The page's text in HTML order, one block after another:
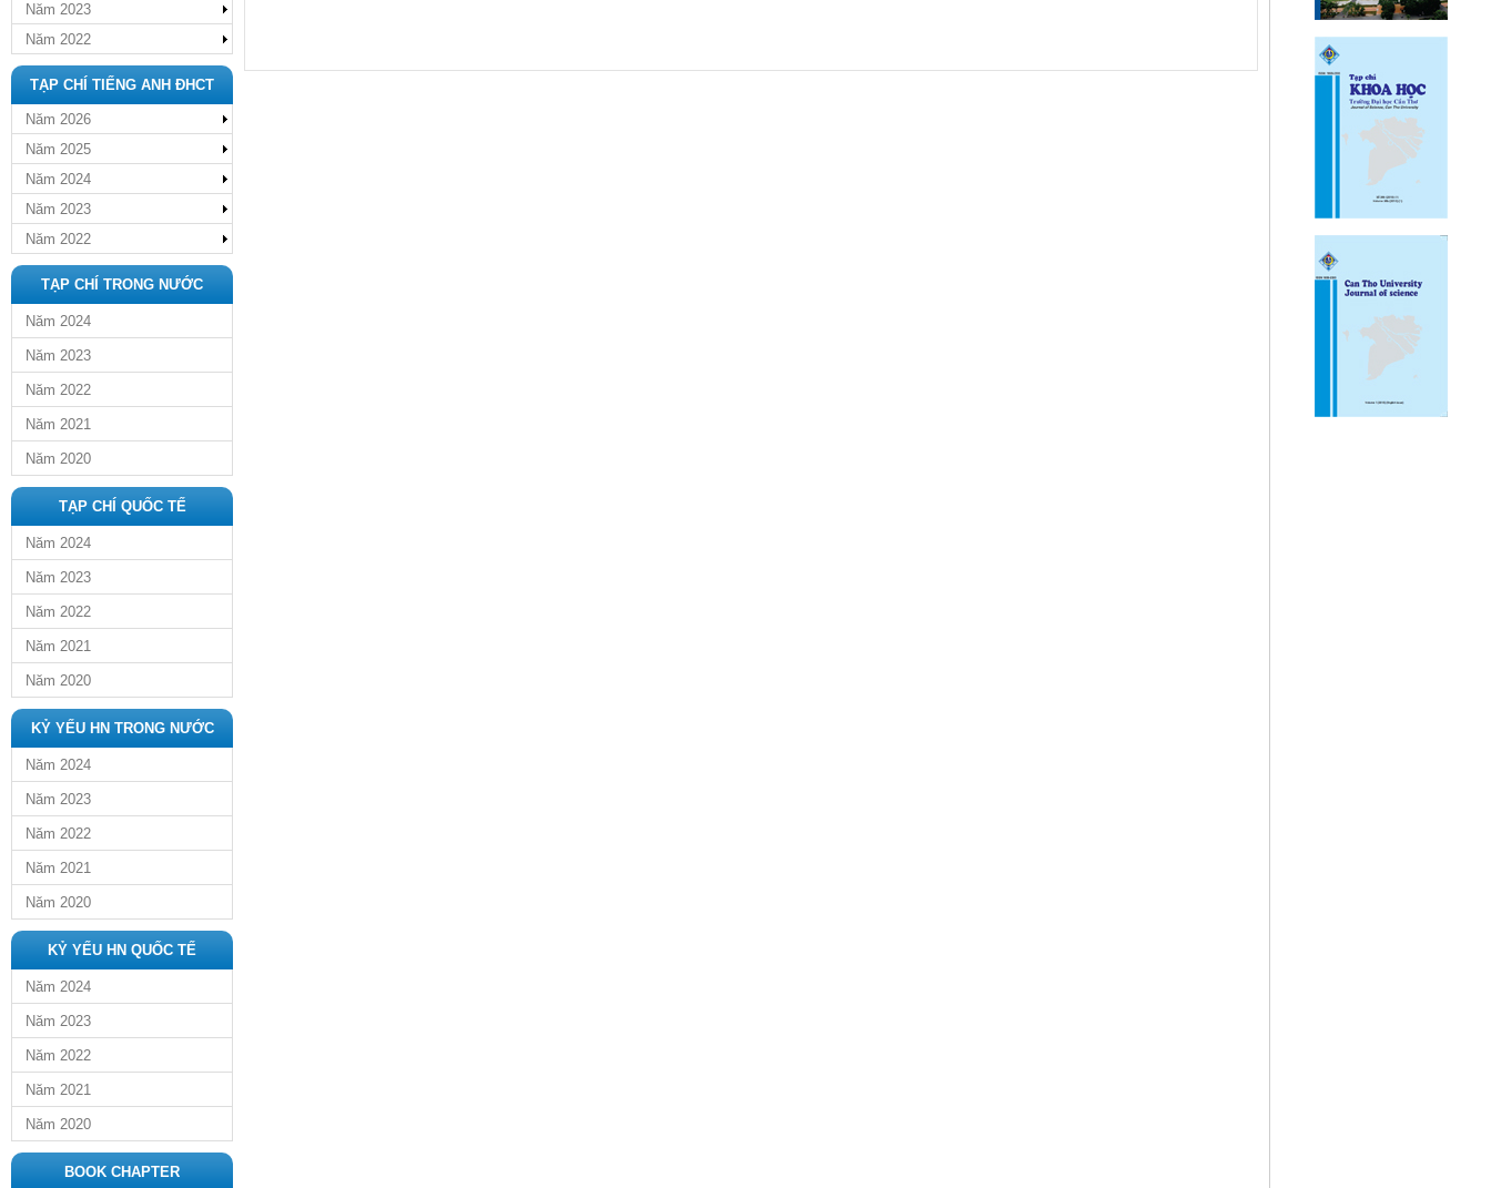
Năm 2023
Năm 2022
TẠP CHÍ TIẾNG ANH ĐHCT
Năm 2026
Năm 2025
Năm 2024
Năm 2023
Năm 2022
TẠP CHÍ TRONG NƯỚC
Năm 2024
Năm 2023
Năm 2022
Năm 2021
Năm 2020
TẠP CHÍ QUỐC TẾ
Năm 2024
Năm 2023
Năm 2022
Năm 2021
Năm 2020
KỶ YẾU HN TRONG NƯỚC
Năm 2024
Năm 2023
Năm 2022
Năm 2021
Năm 2020
KỶ YẾU HN QUỐC TẾ
Năm 2024
Năm 2023
Năm 2022
Năm 2021
Năm 2020
BOOK CHAPTER